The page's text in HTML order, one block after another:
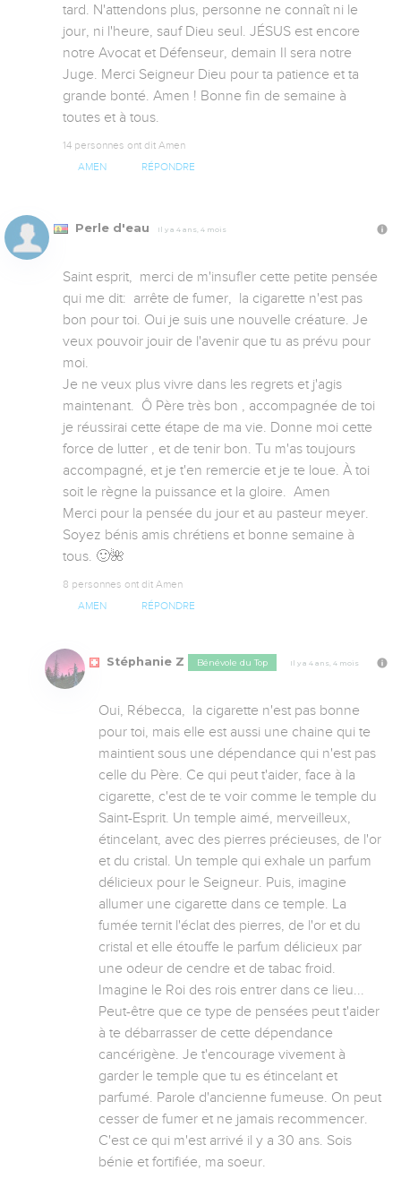
tard. N'attendons plus, personne ne connaît ni le
jour, ni l'heure, sauf Dieu seul. JÉSUS est encore
notre Avocat et Défenseur, demain Il sera notre
Juge. Merci Seigneur Dieu pour ta patience et ta
grande bonté. Amen ! Bonne fin de semaine à
toutes et à tous.
14 personnes ont dit Amen
AMEN RÉPONDRE
Perle d'eau Il y a 4 ans, 4 mois
Saint esprit,  merci de m'insufler cette petite pensée
qui me dit:  arrête de fumer,  la cigarette n'est pas
bon pour toi. Oui je suis une nouvelle créature. Je
veux pouvoir jouir de l'avenir que tu as prévu pour
moi.
Je ne veux plus vivre dans les regrets et j'agis
maintenant.  Ô Père très bon , accompagnée de toi
je réussirai cette étape de ma vie. Donne moi cette
force de lutter , et de tenir bon. Tu m'as toujours
accompagné, et je t'en remercie et je te loue. À toi
soit le règne la puissance et la gloire.  Amen
Merci pour la pensée du jour et au pasteur meyer.
Soyez bénis amis chrétiens et bonne semaine à
tous. 🙂🌺
8 personnes ont dit Amen
AMEN RÉPONDRE
Stéphanie Z Bénévole du Top Il y a 4 ans, 4 mois
Oui, Rébecca,  la cigarette n'est pas bonne
pour toi, mais elle est aussi une chaine qui te
maintient sous une dépendance qui n'est pas
celle du Père. Ce qui peut t'aider, face à la
cigarette, c'est de te voir comme le temple du
Saint-Esprit. Un temple aimé, merveilleux,
étincelant, avec des pierres précieuses, de l'or
et du cristal. Un temple qui exhale un parfum
délicieux pour le Seigneur. Puis, imagine
allumer une cigarette dans ce temple. La
fumée ternit l'éclat des pierres, de l'or et du
cristal et elle étouffe le parfum délicieux par
une odeur de cendre et de tabac froid.
Imagine le Roi des rois entrer dans ce lieu...
Peut-être que ce type de pensées peut t'aider
à te débarrasser de cette dépendance
cancérigène. Je t'encourage vivement à
garder le temple que tu es étincelant et
parfumé. Parole d'ancienne fumeuse. On peut
cesser de fumer et ne jamais recommencer.
C'est ce qui m'est arrivé il y a 30 ans. Sois
bénie et fortifiée, ma soeur.